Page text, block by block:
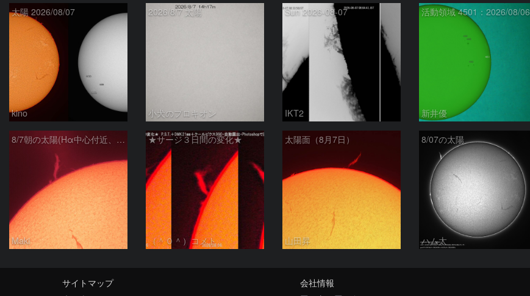
太陽 2026/08/07
kino
2026/8/7 太陽
小犬のプロキオン
Sun 2026-08-07
IKT2
活動領域 4501：2026/08/06
新井優
8/7朝の太陽(Hα中心付近、プロミネンス)
Maki
★サージ３日間の変化★
（＾０＾）コメト
太陽面（8月7日）
山田昇
8/07の太陽
ハム太
サイトマップ
会社情報